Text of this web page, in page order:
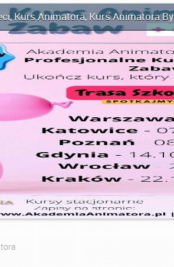
,Kurs Animatora, Kurs Animatora